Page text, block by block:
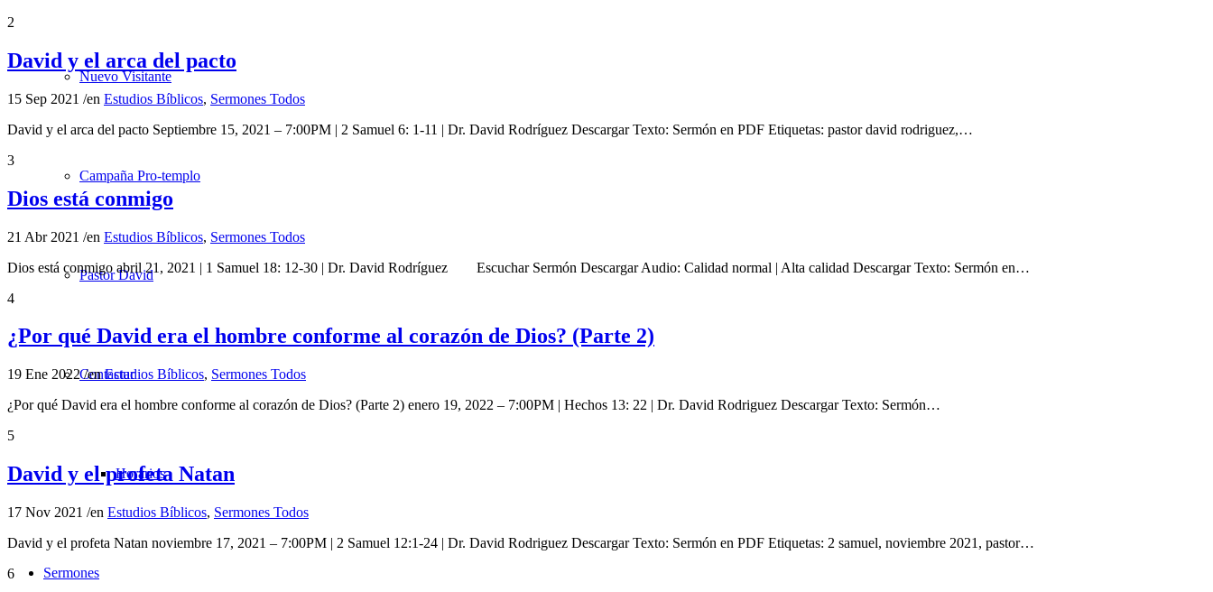
Nuevo Visitante
Campaña Pro-templo
Pastor David
Contactar
Horarios
Sermones
2
David y el arca del pacto
15 Sep 2021 /en Estudios Bíblicos, Sermones Todos
David y el arca del pacto Septiembre 15, 2021 – 7:00PM | 2 Samuel 6: 1-11 | Dr. David Rodríguez Descargar Texto: Sermón en PDF Etiquetas: pastor david rodriguez,…
3
Dios está conmigo
21 Abr 2021 /en Estudios Bíblicos, Sermones Todos
Dios está conmigo abril 21, 2021 | 1 Samuel 18: 12-30 | Dr. David Rodríguez Escuchar Sermón Descargar Audio: Calidad normal | Alta calidad Descargar Texto: Sermón en…
4
¿Por qué David era el hombre conforme al corazón de Dios? (Parte 2)
19 Ene 2022/enEstudios Bíblicos, Sermones Todos
¿Por qué David era el hombre conforme al corazón de Dios? (Parte 2) enero 19, 2022 – 7:00PM | Hechos 13: 22 | Dr. David Rodriguez Descargar Texto: Sermón…
5
David y el profeta Natan
17 Nov 2021 /en Estudios Bíblicos, Sermones Todos
David y el profeta Natan noviembre 17, 2021 – 7:00PM | 2 Samuel 12:1-24 | Dr. David Rodriguez Descargar Texto: Sermón en PDF Etiquetas: 2 samuel, noviembre 2021, pastor…
6